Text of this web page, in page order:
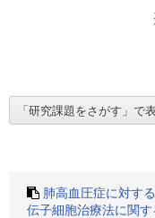
肺高血圧症に対す
伝子細胞治療法に関